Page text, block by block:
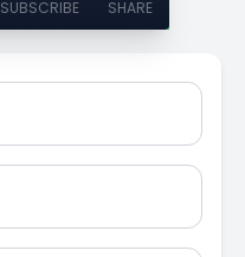
SUBSCRIBE SHARE